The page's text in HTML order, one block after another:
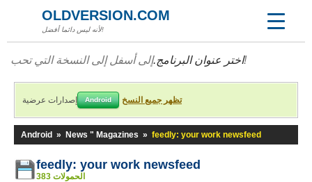
OLDVERSION.COM
لأنه ليس دائما أفضل!
اختر عنوان البرنامج.إلى أسفل إلى النسخة التي تحب!
إصدارات عرضية Android تظهر جميع النسخ
Android » News " Magazines » feedly: your work newsfeed
feedly: your work newsfeed
383 الحمولات